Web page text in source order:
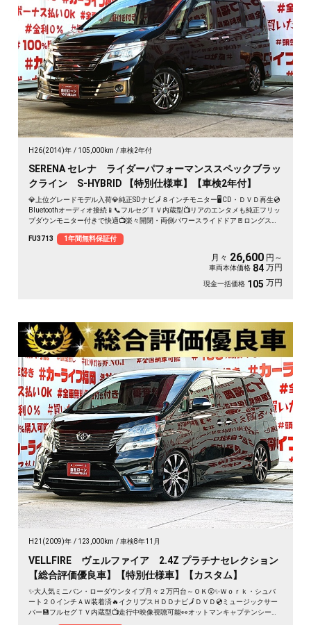
H26(2014)年 105,000km 車検2年付
SERENA セレナ ライダーパフォーマンススペックブラッ
クライン S-HYBRID 【特別仕様車】【車検2年付】
💎上位グレードモデル入荷💎純正SDナビ🗾８インチモニター🖥️CD・ＤＶＤ再生💿
Bluetoothオーディオ接続📱📞フルセグＴＶ内蔵型📺リアのエンタメも純正フリッ
プダウンモニター付きで快適📺楽々開閉・両側パワースライドドア🚪ロングスラ
新品タイヤ装着🛞🚗
FU3713 1年間無料保証付
月々 26,600 円～
車両本体価格 84 万円
現金一括価格 105 万円
H21(2009)年 123,000km 車検8年11月
VELLFIRE ヴェルファイア 2.4Z プラチナセレクション
【総合評価優良車】【特別仕様車】【カスタム】
✨大人気ミニバン・ローダウンタイプ月々２万円台～ＯＫ😲✨Ｗｏｒｋ・シュバ
ート２０インチＡＷ装着済🔥イクリプスＨＤＤナビ🗾ＤＶＤ💿ミュージックサー
バー💾フルセグＴＶ内蔵型📺走行中映像視聴可能👀オットマンキャプテンシート